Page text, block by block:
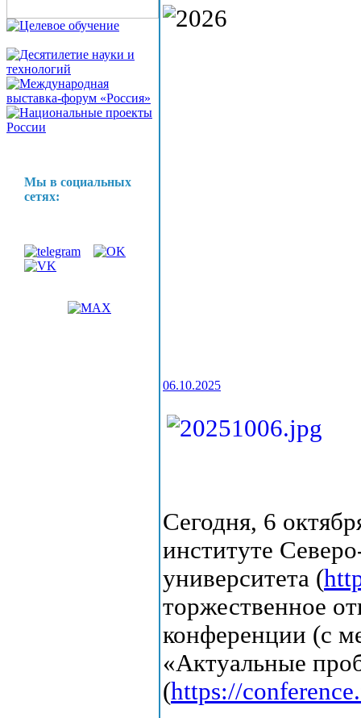
Мы в социальных
сетях:
06.10.2025
Сегодня, 6
институте
университета (
торжественное
конференции (с
«Актуальные
(https://